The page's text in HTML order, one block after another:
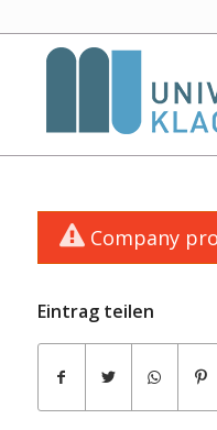
Company
Eintrag teilen